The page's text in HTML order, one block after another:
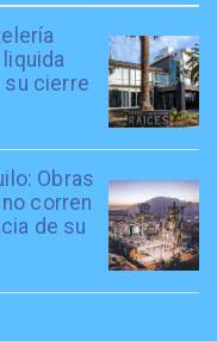
cierre
Obras
corren
de su